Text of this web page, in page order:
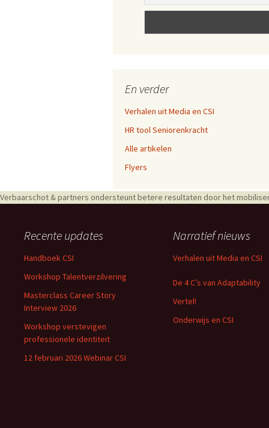
En verder
Verhalen uit Media en CSI
HR tool Seniorenkracht
Alle artikelen
Flyers
Verbaarschot & partners ondersteunt betere resultaten door het
Recente updates
Handboek CSI
Workshop Talentverzilvering
Masterclass Career Story
Interview 2026
Workshop verstevigen
professionele identiteit
12 februari 2026 Webinar CSI
Narratief nieuws
Verhalen uit Media en CSI
De 4 C’s van Adaptability
Vertel!
Onderwijs en CSI